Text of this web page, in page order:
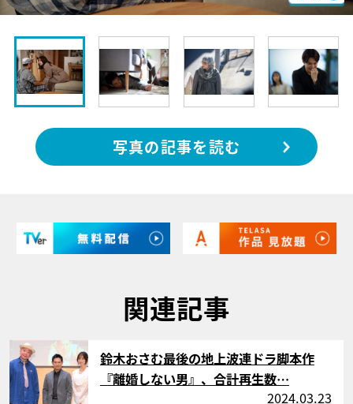
写真の記事を読む
関連記事
サムネイル
鈴木おさむ最後の地上波連ドラ脚本作
『離婚しない男』、合計再生数…
2024.03.23